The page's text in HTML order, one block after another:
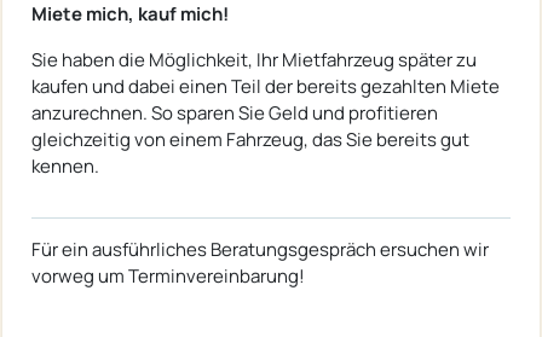
Miete mich, kauf mich!
Sie haben die Möglichkeit, Ihr Mietfahrzeug später zu
kaufen und dabei einen Teil der bereits gezahlten Miete
anzurechnen. So sparen Sie Geld und profitieren
gleichzeitig von einem Fahrzeug, das Sie bereits gut
kennen.
Für ein ausführliches Beratungsgespräch ersuchen wir
vorweg um Terminvereinbarung!